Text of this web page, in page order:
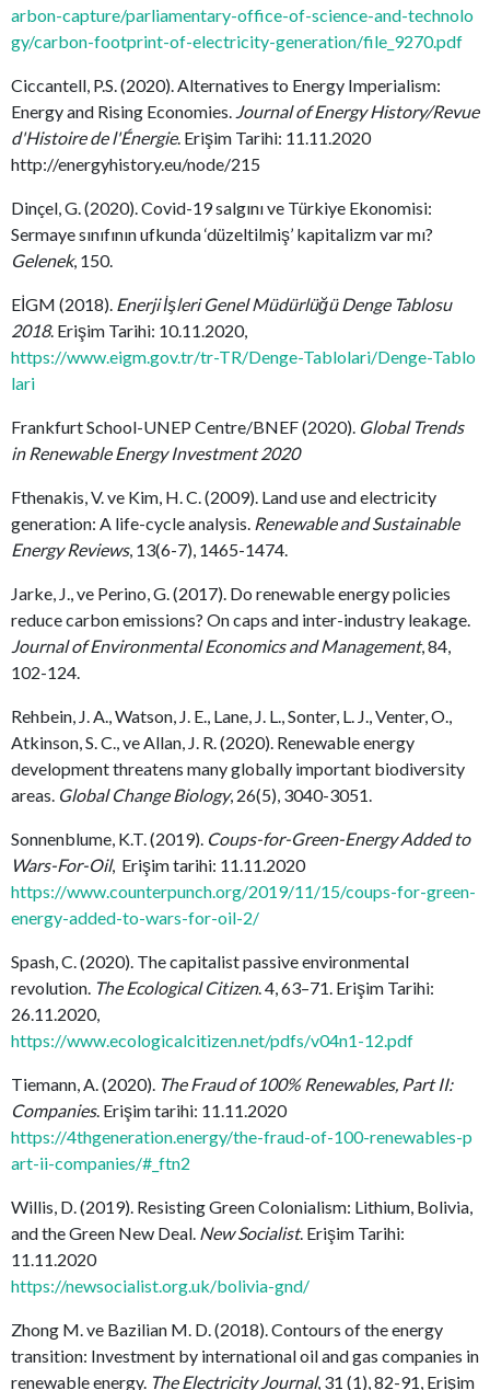
arbon-capture/parliamentary-office-of-science-and-technolo
gy/carbon-footprint-of-electricity-generation/file_9270.pdf
Ciccantell, P.S. (2020). Alternatives to Energy Imperialism:
Energy and Rising Economies. Journal of Energy History/Revue
d'Histoire de l'Énergie. Erişim Tarihi: 11.11.2020
http://energyhistory.eu/node/215
Dinçel, G. (2020). Covid-19 salgını ve Türkiye Ekonomisi:
Sermaye sınıfının ufkunda ‘düzeltilmiş’ kapitalizm var mı?
Gelenek, 150.
EİGM (2018). Enerji İşleri Genel Müdürlüğü Denge Tablosu
2018. Erişim Tarihi: 10.11.2020,
https://www.eigm.gov.tr/tr-TR/Denge-Tablolari/Denge-Tablo
lari
Frankfurt School-UNEP Centre/BNEF (2020). Global Trends
in Renewable Energy Investment 2020
Fthenakis, V. ve Kim, H. C. (2009). Land use and electricity
generation: A life-cycle analysis. Renewable and Sustainable
Energy Reviews, 13(6-7), 1465-1474.
Jarke, J., ve Perino, G. (2017). Do renewable energy policies
reduce carbon emissions? On caps and inter-industry leakage.
Journal of Environmental Economics and Management, 84,
102-124.
Rehbein, J. A., Watson, J. E., Lane, J. L., Sonter, L. J., Venter, O.,
Atkinson, S. C., ve Allan, J. R. (2020). Renewable energy
development threatens many globally important biodiversity
areas. Global Change Biology, 26(5), 3040-3051.
Sonnenblume, K.T. (2019). Coups-for-Green-Energy Added to
Wars-For-Oil, Erişim tarihi: 11.11.2020
https://www.counterpunch.org/2019/11/15/coups-for-green-
energy-added-to-wars-for-oil-2/
Spash, C. (2020). The capitalist passive environmental
revolution. The Ecological Citizen. 4, 63–71. Erişim Tarihi:
26.11.2020,
https://www.ecologicalcitizen.net/pdfs/v04n1-12.pdf
Tiemann, A. (2020). The Fraud of 100% Renewables, Part II:
Companies. Erişim tarihi: 11.11.2020
https://4thgeneration.energy/the-fraud-of-100-renewables-p
art-ii-companies/#_ftn2
Willis, D. (2019). Resisting Green Colonialism: Lithium, Bolivia,
and the Green New Deal. New Socialist. Erişim Tarihi:
11.11.2020
https://newsocialist.org.uk/bolivia-gnd/
Zhong M. ve Bazilian M. D. (2018). Contours of the energy
transition: Investment by international oil and gas companies in
renewable energy. The Electricity Journal, 31 (1), 82-91, Erişim